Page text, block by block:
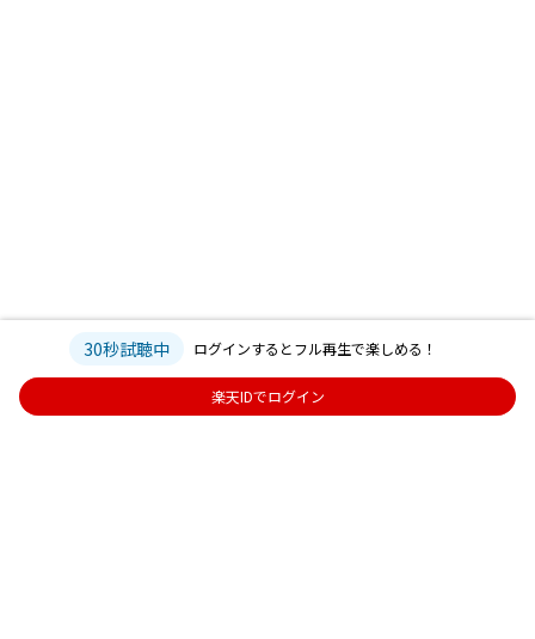
30秒試聴中 ログインするとフル再生で楽しめる！
楽天IDでログイン